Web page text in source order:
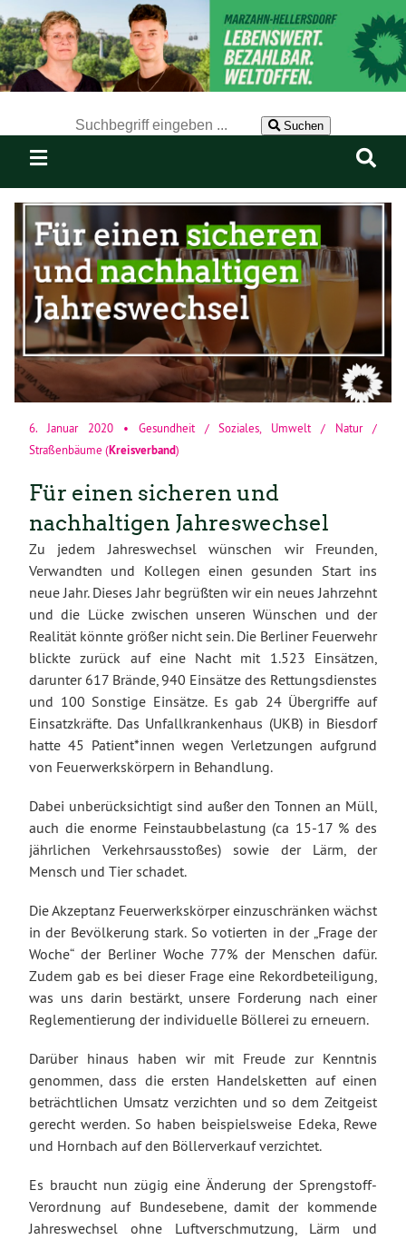
Suchen
6. Januar 2020• Gesundheit / Soziales
Umwelt / Natur /
Straßenbäume (Kreisverband)
Für einen sicheren und
nachhaltigen Jahreswechsel
Zu jedem Jahreswechsel wünschen wir Freunden,
Verwandten und Kollegen einen gesunden Start ins
neue Jahr. Dieses Jahr begrüßten wir ein neues Jahrzehnt
und die Lücke zwischen unseren Wünschen und der
Realität könnte größer nicht sein. Die Berliner Feuerwehr
blickte zurück auf eine Nacht mit 1.523 Einsätzen,
darunter 617 Brände, 940 Einsätze des Rettungsdienstes
und 100 Sonstige Einsätze. Es gab 24 Übergriffe auf
Einsatzkräfte. Das Unfallkrankenhaus (UKB) in Biesdorf
hatte 45 Patient*innen wegen Verletzungen aufgrund
von Feuerwerkskörpern in Behandlung.
Dabei unberücksichtigt sind außer den Tonnen an Müll,
auch die enorme Feinstaubbelastung (ca 15-17 % des
jährlichen Verkehrsausstoßes) sowie der Lärm, der
Mensch und Tier schadet.
Die Akzeptanz Feuerwerkskörper einzuschränken wächst
in der Bevölkerung stark. So votierten in der „Frage der
Woche“ der Berliner Woche 77% der Menschen dafür.
Zudem gab es bei dieser Frage eine Rekordbeteiligung,
was uns darin bestärkt, unsere Forderung nach einer
Reglementierung der individuelle Böllerei zu erneuern.
Darüber hinaus haben wir mit Freude zur Kenntnis
genommen, dass die ersten Handelsketten auf einen
beträchtlichen Umsatz verzichten und so dem Zeitgeist
gerecht werden. So haben beispielsweise Edeka, Rewe
und Hornbach auf den Böllerverkauf verzichtet.
Es braucht nun zügig eine Änderung der Sprengstoff-
Verordnung auf Bundesebene, damit der kommende
Jahreswechsel ohne Luftverschmutzung, Lärm und